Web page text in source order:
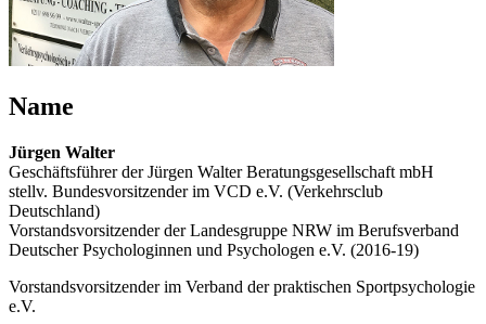
Name
Jürgen Walter
Geschäftsführer der Jürgen Walter Beratungsgesellschaft mbH
stellv. Bundesvorsitzender im VCD e.V. (Verkehrsclub
Deutschland)
Vorstandsvorsitzender der Landesgruppe NRW im Berufsverband
Deutscher Psychologinnen und Psychologen e.V. (2016-19)
Vorstandsvorsitzender im Verband der praktischen Sportpsychologie
e.V.